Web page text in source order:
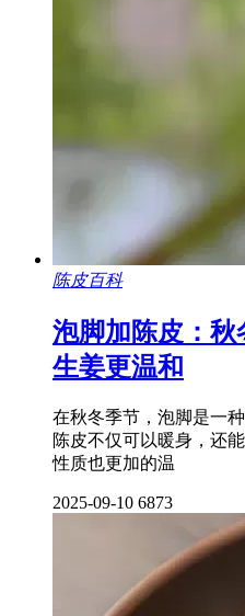
陈皮百科
泡脚加陈皮：
生姜更温和
在秋冬季节，泡脚是一
陈皮不仅可以暖身，还
性质也更加的温
2025-09-10 6873